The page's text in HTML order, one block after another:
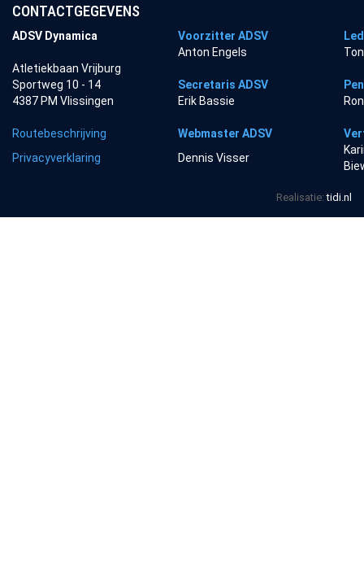
CONTACTGEGEVENS
ADSV Dynamica Voorzitter ADSV
Anton Engels
Atletiekbaan Vrijburg
Sportweg 10 - 14
Secretaris ADSV
4387 PM Vlissingen
Erik Bassie
Routebeschrijving Webmaster ADSV
Privacyverklaring
Dennis Visser
Realisatie:tidi.nl